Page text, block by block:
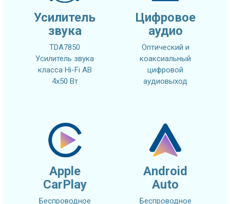
Усилитель
звука
TDA7850
Усилитель звука
класса Hi-Fi AB
4x50 Вт
Цифровое
аудио
Оптический и
коаксиальный
цифровой
аудиовыход
Apple
CarPlay
Беспроводное
Android
Auto
Беспроводное